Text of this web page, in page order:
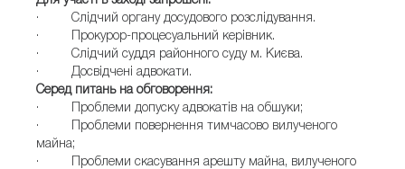
· Слідчий органу досудового розслідування.
· Прокурор-процесуальний керівник.
· Слідчий суддя районного суду м. Києва.
· Досвідчені адвокати.
Серед питань на обговорення:
· Проблеми допуску адвокатів на обшуки;
· Проблеми повернення тимчасово вилученого
майна;
· Проблеми скасування арешту майна, вилученого